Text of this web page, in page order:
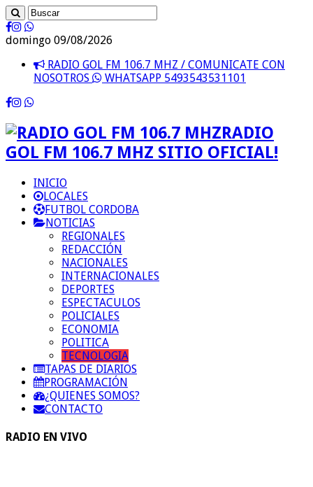
domingo 09/08/2026
RADIO GOL FM 106.7 MHZ / COMUNICATE CON
NOSOTROS
WHATSAPP 5493543531101
RADIO
GOL FM 106.7 MHZ SITIO OFICIAL!
INICIO
LOCALES
FUTBOL CORDOBA
NOTICIAS
REGIONALES
REDACCIÓN
NACIONALES
INTERNACIONALES
DEPORTES
ESPECTACULOS
POLICIALES
ECONOMIA
POLITICA
TECNOLOGIA
TAPAS DE DIARIOS
PROGRAMACIÓN
¿QUIENES SOMOS?
CONTACTO
RADIO EN VIVO